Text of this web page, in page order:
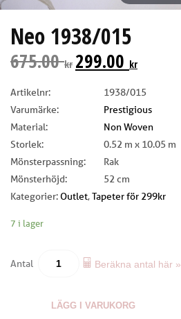
Neo 1938/015
675.00kr 299.00 kr
Artikelnr:
1938/015
Varumärke:
Prestigious
Material:
Non Woven
Storlek:
0.52 m x 10.05 m
Mönsterpassning:
Rak
Mönsterhöjd:
52 cm
Kategorier: Outlet,Tapeter för 299kr
7 i lager
Antal Beräkna antal här »
LÄGG I VARUKORG